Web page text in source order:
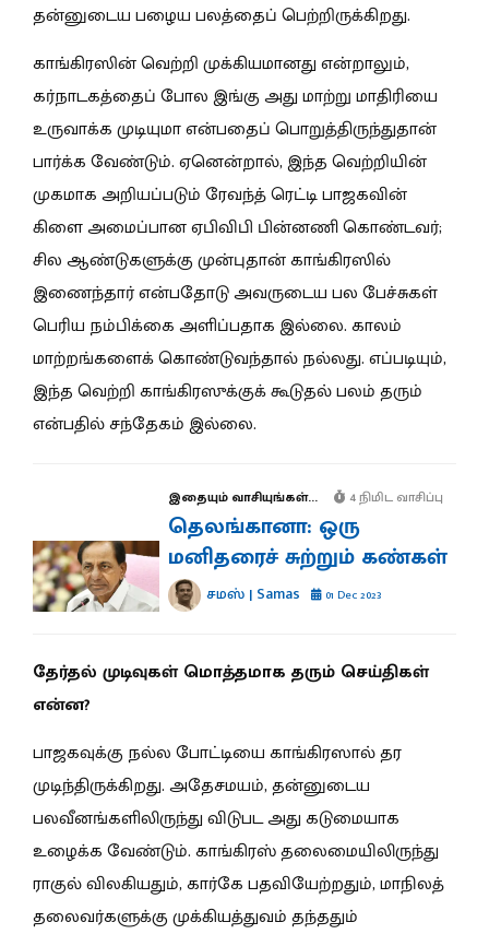
தன்னுடைய பழைய பலத்தைப் பெற்றிருக்கிறது.
காங்கிரஸின் வெற்றி முக்கியமானது என்றாலும்,
கர்நாடகத்தைப் போல இங்கு அது மாற்று மாதிரியை
உருவாக்க முடியுமா என்பதைப் பொறுத்திருந்துதான்
பார்க்க வேண்டும். ஏனென்றால், இந்த வெற்றியின்
முகமாக அறியப்படும் ரேவந்த் ரெட்டி பாஜகவின்
கிளை அமைப்பான ஏபிவிபி பின்னணி கொண்டவர்;
சில ஆண்டுகளுக்கு முன்புதான் காங்கிரஸில்
இணைந்தார் என்பதோடு அவருடைய பல பேச்சுகள்
பெரிய நம்பிக்கை அளிப்பதாக இல்லை. காலம்
மாற்றங்களைக் கொண்டுவந்தால் நல்லது. எப்படியும்,
இந்த வெற்றி காங்கிரஸுக்குக் கூடுதல் பலம் தரும்
என்பதில் சந்தேகம் இல்லை.
இதையும் வாசியுங்கள்... 4 நிமிட வாசிப்பு
தெலங்கானா: ஒரு
மனிதரைச் சுற்றும் கண்கள்
சமஸ் | Samas 01 Dec 2023
தேர்தல் முடிவுகள் மொத்தமாக தரும் செய்திகள்
என்ன?
பாஜகவுக்கு நல்ல போட்டியை காங்கிரஸால் தர
முடிந்திருக்கிறது. அதேசமயம், தன்னுடைய
பலவீனங்களிலிருந்து விடுபட அது கடுமையாக
உழைக்க வேண்டும். காங்கிரஸ் தலைமையிலிருந்து
ராகுல் விலகியதும், கார்கே பதவியேற்றதும், மாநிலத்
தலைவர்களுக்கு முக்கியத்துவம் தந்ததும்